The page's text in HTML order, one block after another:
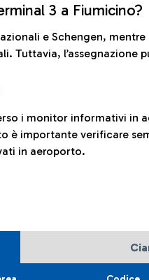
3 a Fiumicino?
e Schengen, mentre
Tuttavia, l’assegnazione
i monitor informativi in
è importante verificare
in aeroporto.